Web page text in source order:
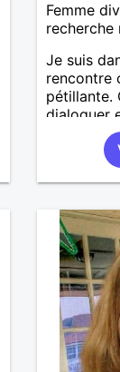
Femme
recherche
Je suis
rencontre
pétillante.
dialoguer
destin se